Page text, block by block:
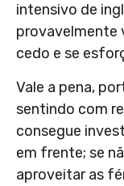
intensivo de
provavelmente
cedo e se
Vale a pena,
sentindo com
consegue
em frente; se
aproveitar as